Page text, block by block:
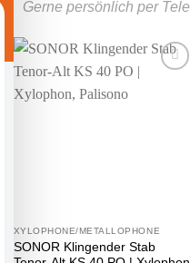
Wunschliste
XYLOPHONE/METALLOPHONE
SONOR Klingender Stab